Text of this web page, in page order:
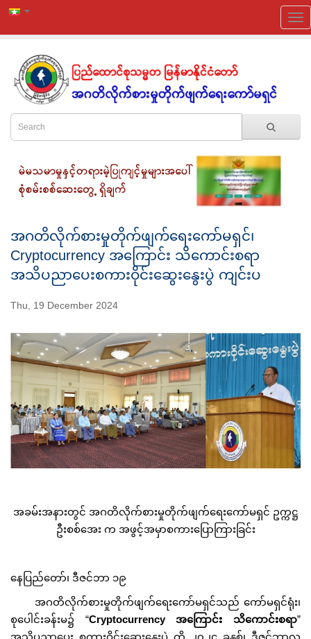
အဂတိလိုက်စားမှုတိုက်ဖျက်ရေးကော်မရှင်၊
Cryptocurrency အကြောင်း သိကောင်းစရာ
အသိပညာပေးစကားဝိုင်းဆွေးနွေးပွဲ ကျင်းပ
Thu, 19 December 2024
အခမ်းအနားတွင် အဂတိလိုက်စားမှုတိုက်ဖျက်ရေးကော်မရှင် ဥက္ကဋ္ဌ
ဦးစစ်အေး က အဖွင့်အမှာစကားပြောကြားခြင်း
နေပြည်တော်၊ ဒီဇင်ဘာ ၁၉
အဂတိလိုက်စားမှုတိုက်ဖျက်ရေးကော်မရှင်သည် ကော်မရှင်ရုံး၊
စုပေါင်းခန်းမ၌ “Cryptocurrency အကြောင်း သိကောင်းစရာ”
အသိပညာပေး စကားဝိုင်းဆွေးနွေးပွဲ ကို ၂၀၂၄ ခုနှစ်၊ ဒီဇင်ဘာလ